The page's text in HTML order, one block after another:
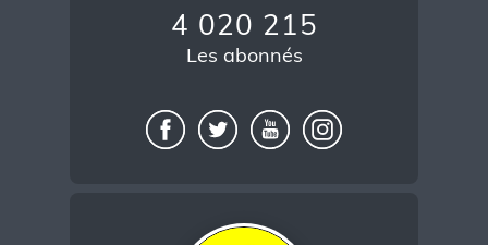
4 020 215
Les abonnés